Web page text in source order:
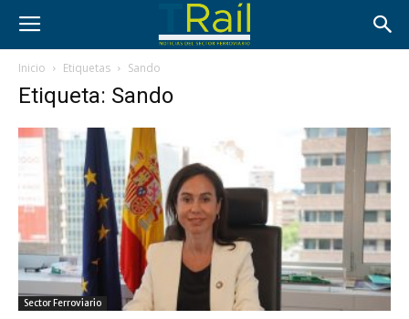
Inicio Etiquetas Sando
Etiqueta: Sando
Sector Ferroviario